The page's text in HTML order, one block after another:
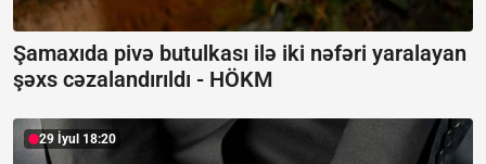
Şamaxıda pivə butulkası ilə iki nəfəri yaralayan
şəxs cəzalandırıldı - HÖKM
29 İyul 18:20